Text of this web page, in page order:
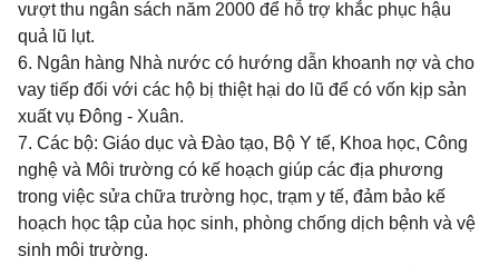
vượt thu ngân sách năm 2000 để hỗ trợ khắc phục hậu
quả lũ lụt.
6. Ngân hàng Nhà nước có hướng dẫn khoanh nợ và cho
vay tiếp đối với các hộ bị thiệt hại do lũ để có vốn kịp sản
xuất vụ Đông - Xuân.
7. Các bộ: Giáo dục và Đào tạo, Bộ Y tế, Khoa học, Công
nghệ và Môi trường có kế hoạch giúp các địa phương
trong việc sửa chữa trường học, trạm y tế, đảm bảo kế
hoạch học tập của học sinh, phòng chống dịch bệnh và vệ
sinh môi trường.